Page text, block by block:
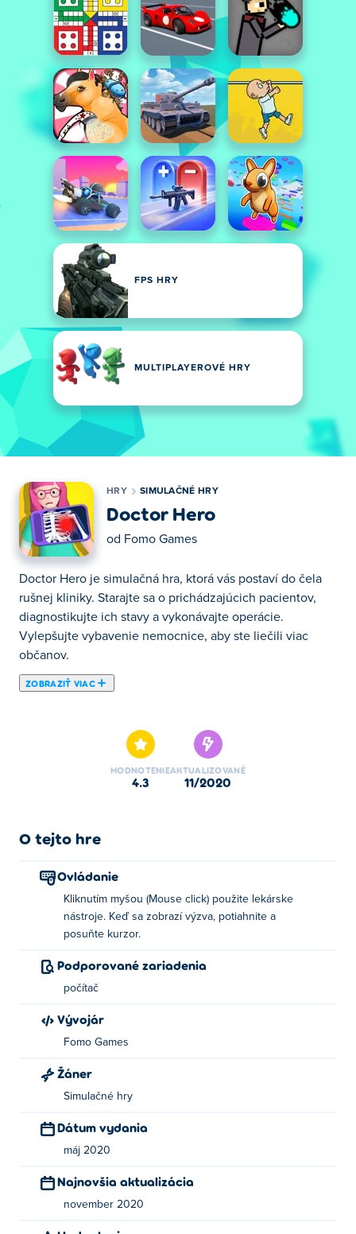
FPS HRY
MULTIPLAYEROVÉ HRY
HRY SIMULAČNÉ HRY
Doctor Hero
od Fomo Games
Doctor Hero je simulačná hra, ktorá vás postaví do čela
rušnej kliniky. Starajte sa o prichádzajúcich pacientov,
diagnostikujte ich stavy a vykonávajte operácie.
Vylepšujte vybavenie nemocnice, aby ste liečili viac
občanov.
ZOBRAZIŤ VIAC
HODNOTENIE
4.3
AKTUALIZOVANÉ
11/2020
O tejto hre
Ovládanie
Kliknutím myšou (Mouse click) použite lekárske
nástroje. Keď sa zobrazí výzva, potiahnite a
posuňte kurzor.
Podporované zariadenia
počítač
Vývojár
Fomo Games
Žáner
Simulačné hry
Dátum vydania
máj 2020
Najnovšia aktualizácia
november 2020